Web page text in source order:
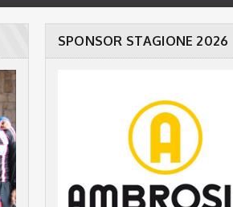
SPONSOR STAGIONE 2026